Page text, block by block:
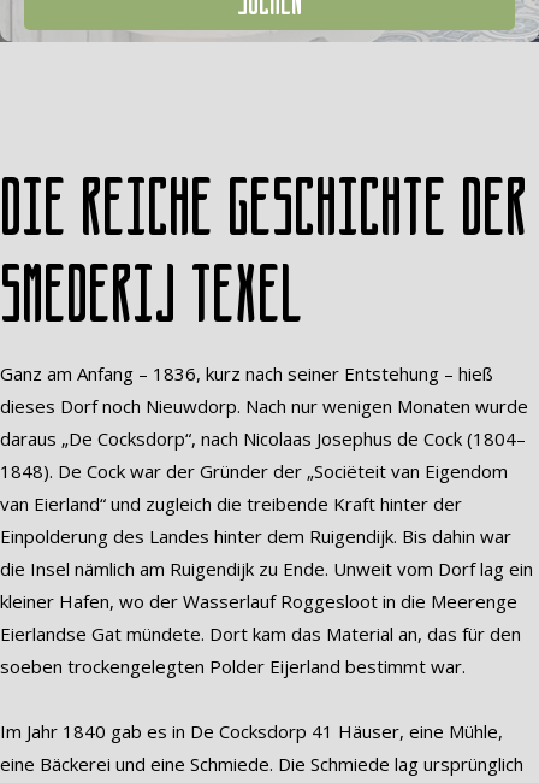
Die reiche Geschichte der
Smederij Texel
Ganz am Anfang – 1836, kurz nach seiner Entstehung – hieß
dieses Dorf noch Nieuwdorp. Nach nur wenigen Monaten wurde
daraus „De Cocksdorp“, nach Nicolaas Josephus de Cock (1804–
1848). De Cock war der Gründer der „Sociëteit van Eigendom
van Eierland“ und zugleich die treibende Kraft hinter der
Einpolderung des Landes hinter dem Ruigendijk. Bis dahin war
die Insel nämlich am Ruigendijk zu Ende. Unweit vom Dorf lag ein
kleiner Hafen, wo der Wasserlauf Roggesloot in die Meerenge
Eierlandse Gat mündete. Dort kam das Material an, das für den
soeben trockengelegten Polder Eijerland bestimmt war.
Im Jahr 1840 gab es in De Cocksdorp 41 Häuser, eine Mühle,
eine Bäckerei und eine Schmiede. Die Schmiede lag ursprünglich